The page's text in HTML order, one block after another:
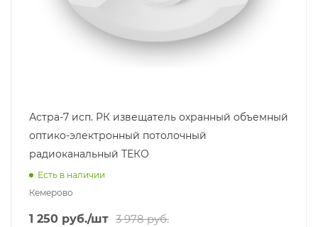
Астра-7 исп. РК извещатель охранный объемный
оптико-электронный потолочный
радиоканальный ТЕКО
Есть в наличии
Кемерово
1 250 руб./шт 3 978руб.